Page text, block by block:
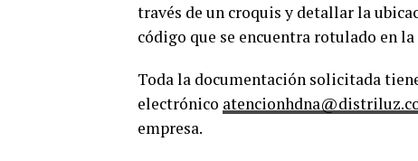
través de un croquis y detallar la
código que se encuentra rotulado en
Toda la documentación solicitada
electrónico
empresa.